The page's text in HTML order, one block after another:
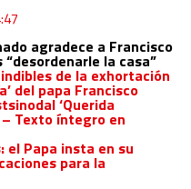
agradece a Francisco
la casa”
de la exhortación
del papa Francisco
‘Querida
– Texto íntegro en
el Papa insta en su
para la